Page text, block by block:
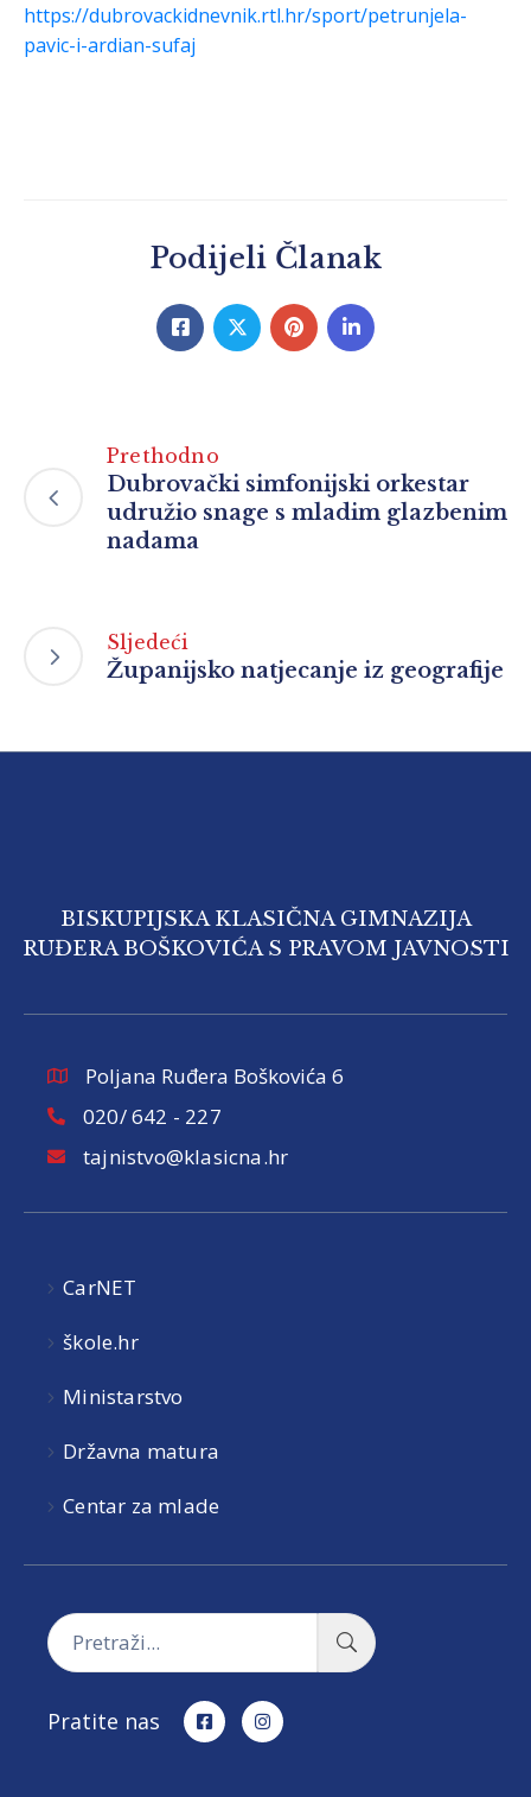
https://dubrovackidnevnik.rtl.hr/sport/petrunjela-
pavic-i-ardian-sufaj
Podijeli Članak
Prethodno
Dubrovački simfonijski orkestar
udružio snage s mladim glazbenim
nadama
Sljedeći
Županijsko natjecanje iz geografije
BISKUPIJSKA KLASIČNA GIMNAZIJA
RUĐERA BOŠKOVIĆA S PRAVOM JAVNOSTI
Poljana Ruđera Boškovića 6
020/ 642 - 227
tajnistvo@klasicna.hr
CarNET
škole.hr
Ministarstvo
Državna matura
Centar za mlade
Pratite nas